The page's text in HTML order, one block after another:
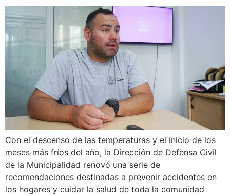
Con el descenso de las temperaturas y el inicio de los
meses más fríos del año, la Dirección de Defensa Civil
de la Municipalidad renovó una serie de
recomendaciones destinadas a prevenir accidentes en
los hogares y cuidar la salud de toda la comunidad